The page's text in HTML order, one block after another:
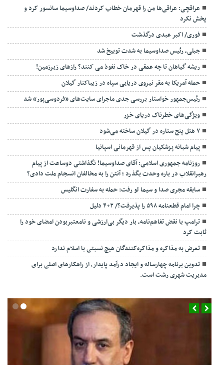
عراقچی: عراقی‌ها من را قهرمان خطاب کردند/ صداوسیما سانسور کرد و
پخش نکرد
فوری/ اکبر عبدی درگذشت
جبلی، رئیس صداوسیما به شدت توبیخ شد
ریشه گیاهان تا چه عمقی در خاک نفوذ می کنند؟ رازهای زیرزمین!
حمله آمریکا به مقر نیروی دریایی سپاه در زیباکنار گیلان
رئیس‌جمهور خواستار بررسی جدی ماجرای سایت‌های «فردوسی‌پور» شد
ویژگی‌های خطرناک دریای خزر
۷ هتل پنج ستاره در گیلان ساخته می‌شود
پیام شبانه پزشکیان پس از قهرمانی اسپانیا
روزنامه جمهوری اسلامی: آقای صداوسیما! نگذاشتی دوساعت از پیام
رهبرانقلاب در باره وحدت بگذرد ؛ آنتن را به مخالفان انسجام ملت دادی؟
سابقه مجری صدا و سیما لو رفت: حمله به سفارت انگلیس
چرا امام قطعنامه ۵۹۸ را پذیرفت؟/ ۲+۴ دلیل
ترامپ با نقض تفاهم‌نامه، بار دیگر بی‌ارزشی و نامعتبربودن امضای خود را
ثابت کرد
تعرض به مذاکره و مذاکره‌کنندگان هیچ نسبتی با اسلام ندارد
تدوین برنامه چهارساله و ایجاد درآمد پایدار، از راهکارهای اصلی برای
مدیریت شهری رشت است.